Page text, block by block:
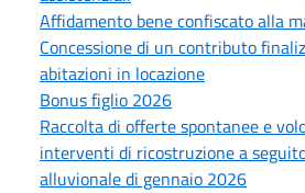
Affidamento bene confiscato alla
Concessione di un contributo
abitazioni in locazione
Bonus figlio 2026
Raccolta di offerte spontanee e
interventi di ricostruzione a
alluvionale di gennaio 2026